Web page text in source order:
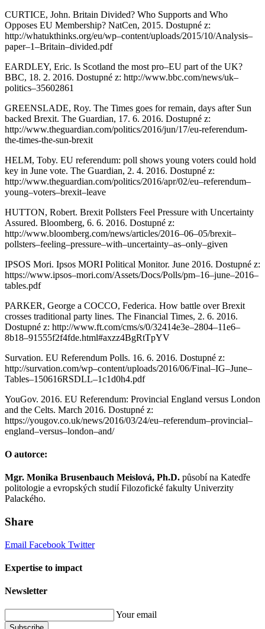
CURTICE, John. Britain Divided? Who Supports and Who
Opposes EU Membership? NatCen, 2015. Dostupné z:
http://whatukthinks.org/eu/wp–content/uploads/2015/10/Analysis–
paper–1–Britain–divided.pdf
EARDLEY, Eric. Is Scotland the most pro–EU part of the UK?
BBC, 18. 2. 2016. Dostupné z: http://www.bbc.com/news/uk–
politics–35602861
GREENSLADE, Roy. The Times goes for remain, days after Sun
backed Brexit. The Guardian, 17. 6. 2016. Dostupné z:
http://www.theguardian.com/politics/2016/jun/17/eu-referendum-
the-times-the-sun-brexit
HELM, Toby. EU referendum: poll shows young voters could hold
key in June vote. The Guardian, 2. 4. 2016. Dostupné z:
http://www.theguardian.com/politics/2016/apr/02/eu–referendum–
young–voters–brexit–leave
HUTTON, Robert. Brexit Pollsters Feel Pressure with Uncertainty
Assured. Bloomberg, 6. 6. 2016. Dostupné z:
http://www.bloomberg.com/news/articles/2016–06–05/brexit–
pollsters–feeling–pressure–with–uncertainty–as–only–given
IPSOS Mori. Ipsos MORI Political Monitor. June 2016. Dostupné z:
https://www.ipsos–mori.com/Assets/Docs/Polls/pm–16–june–2016–
tables.pdf
PARKER, George a COCCO, Federica. How battle over Brexit
crosses traditional party lines. The Financial Times, 2. 6. 2016.
Dostupné z: http://www.ft.com/cms/s/0/32414e3e–2804–11e6–
8b18–91555f2f4fde.html#axzz4BgRtTpYV
Survation. EU Referendum Polls. 16. 6. 2016. Dostupné z:
http://survation.com/wp–content/uploads/2016/06/Final–IG–June–
Tables–150616RSDLL–1c1d0h4.pdf
YouGov. 2016. EU Referendum: Provincial England versus London
and the Celts. March 2016. Dostupné z:
https://yougov.co.uk/news/2016/03/24/eu–referendum–provincial–
england–versus–london–and/
O autorce:
Mgr. Monika Brusenbauch Meislová, Ph.D. působí na Katedře
politologie a evropských studií Filozofické fakulty Univerzity
Palackého.
Share
Email Facebook Twitter
Expertise to impact
Newsletter
Your email